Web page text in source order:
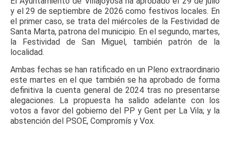
y el 29 de septiembre de 2026 como festivos locales. En
el primer caso, se trata del miércoles de la Festividad de
Santa Marta, patrona del municipio. En el segundo, martes,
la Festividad de San Miguel, también patrón de la
localidad.
Ambas fechas se han ratificado en un Pleno extraordinario
este martes en el que también se ha aprobado de forma
definitiva la cuenta general de 2024 tras no presentarse
alegaciones. La propuesta ha salido adelante con los
votos a favor del gobierno del PP y Gent per La Vila; y la
abstención del PSOE, Compromís y Vox.